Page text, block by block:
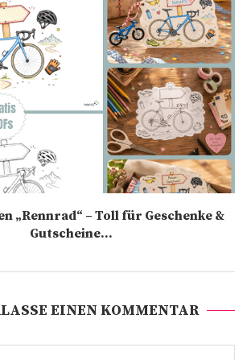
„Rennrad“ – Toll für Geschenke &
Gutscheine...
EINEN KOMMENTAR